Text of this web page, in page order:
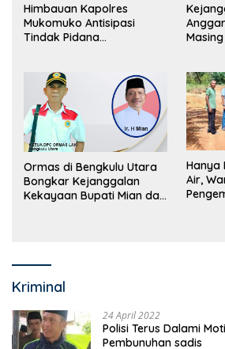
Himbauan Kapolres
Mukomuko Antisipasi
Tindak Pidana
Ormas di Bengkulu Utara
Bongkar Kejanggalan
Kekayaan Bupati Mian dan
Hanya
Air,
Kriminal
24 April 2022
Polisi Terus Dalami
Pembunuhan sadis